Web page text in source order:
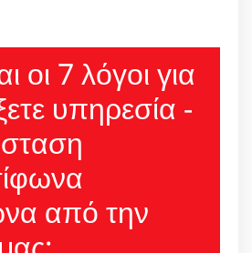
οι 7 λόγοι για
υπηρεσία -
από την